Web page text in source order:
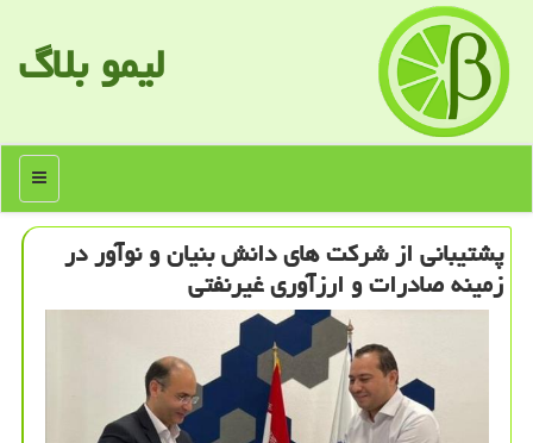
لیمو بلاگ
منو
پشتیبانی از شركت های دانش بنیان و نوآور در
زمینه صادرات و ارزآوری غیرنفتی